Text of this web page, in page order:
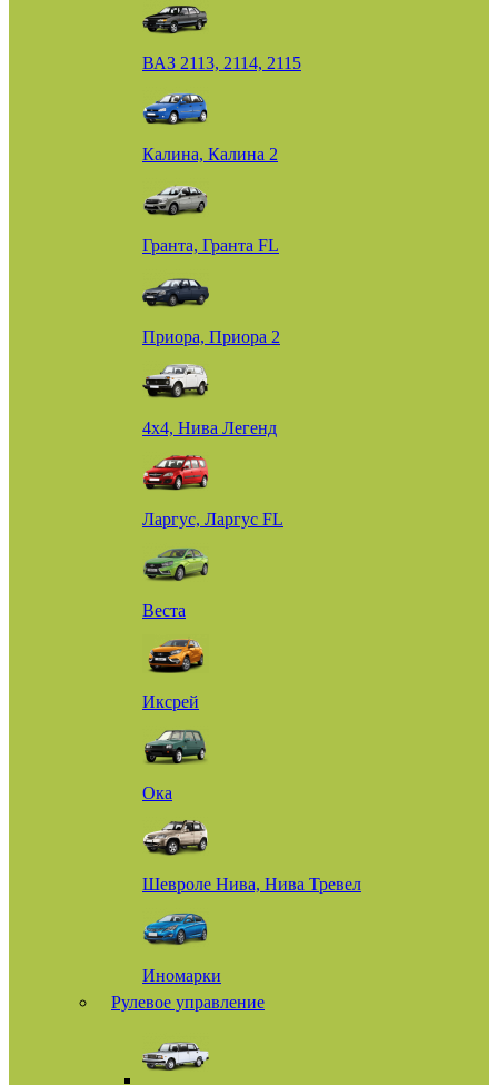
ВАЗ 2113, 2114, 2115
Калина, Калина 2
Гранта, Гранта FL
Приора, Приора 2
4х4, Нива Легенд
Ларгус, Ларгус FL
Веста
Иксрей
Ока
Шевроле Нива, Нива Тревел
Иномарки
Рулевое управление